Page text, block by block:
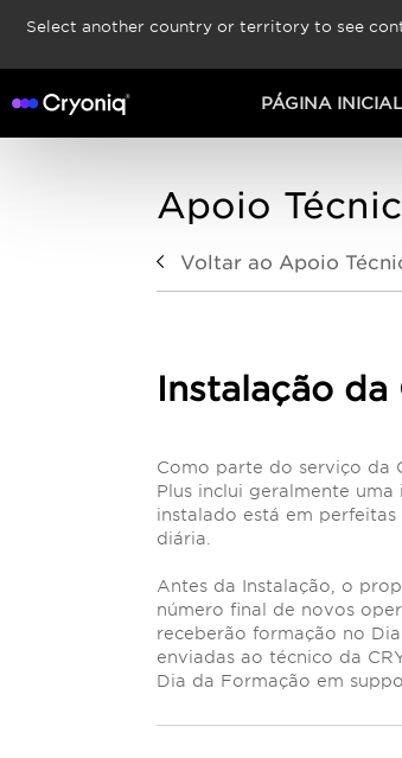
Select another country or territory to see
PÁGINA INICIAL
Apoio
Voltar ao Apoio
Instalação da
Como parte do serviço da
Plus inclui geralmente
instalado está em
diária.
Antes da Instalação, o
número final de novos
receberão formação no
enviadas ao técnico da
Dia da Formação em